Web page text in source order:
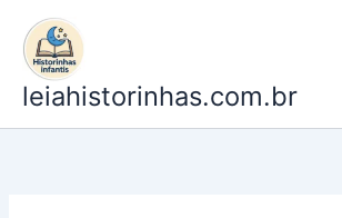
para
conteúdo
leiahistorinhas.com.br